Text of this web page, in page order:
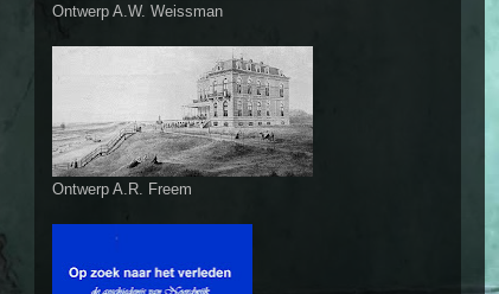
Ontwerp A.W. Weissman
Ontwerp A.R. Freem